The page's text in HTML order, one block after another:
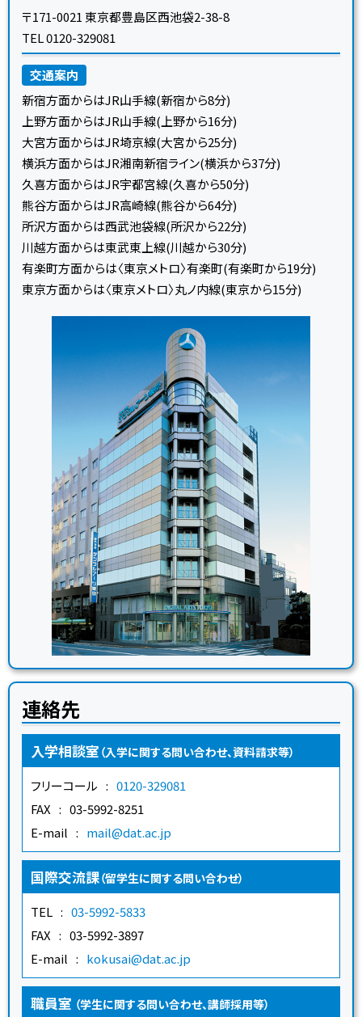
〒171-0021 東京都豊島区西池袋2-38-8
TEL 0120-329081
交通案内
新宿方面からはJR山手線(新宿から8分)
上野方面からはJR山手線(上野から16分)
大宮方面からはJR埼京線(大宮から25分)
横浜方面からはJR湘南新宿ライン(横浜から37分)
久喜方面からはJR宇都宮線(久喜から50分)
熊谷方面からはJR高崎線(熊谷から64分)
所沢方面からは西武池袋線(所沢から22分)
川越方面からは東武東上線(川越から30分)
有楽町方面からは〈東京メトロ〉有楽町(有楽町から19分)
東京方面からは〈東京メトロ〉丸ノ内線(東京から15分)
連絡先
入学相談室 （入学に関する問い合わせ、資料請求等）
フリーコール
0120-329081
FAX
03-5992-8251
E-mail
mail@dat.ac.jp
国際交流課（留学生に関する問い合わせ）
TEL
03-5992-5833
FAX
03-5992-3897
E-mail
kokusai@dat.ac.jp
職員室 （学生に関する問い合わせ、講師採用等）